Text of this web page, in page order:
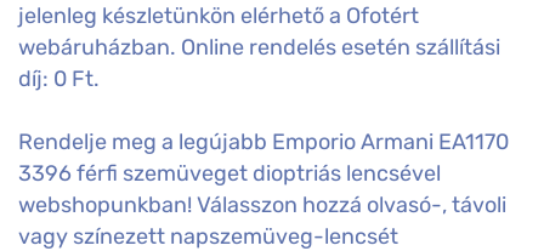
jelenleg készletünkön elérhető a Ofotért
webáruházban. Online rendelés esetén szállítási
díj: 0 Ft.
Rendelje meg a legújabb Emporio Armani EA1170
3396 férfi szemüveget dioptriás lencsével
webshopunkban! Válasszon hozzá olvasó-, távoli
vagy színezett napszemüveg-lencsét